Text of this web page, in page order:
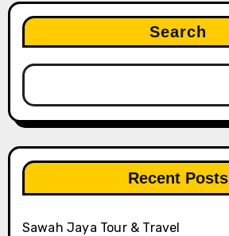
Search
Recent Posts
Sawah Jaya Tour & Travel